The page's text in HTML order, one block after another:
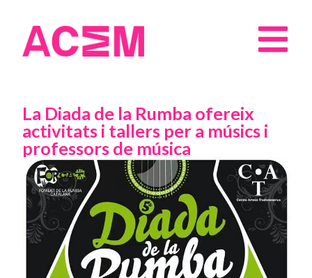
La Diada de la Rumba ofereix
activitats i tallers per a músics i
professors de música